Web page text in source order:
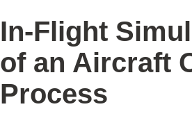
In-Flight
of an Aircraft
Process